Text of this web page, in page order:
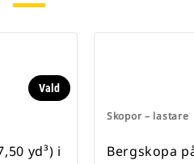
Vald
yd³) i
Skopor – lastare
Bergskopa